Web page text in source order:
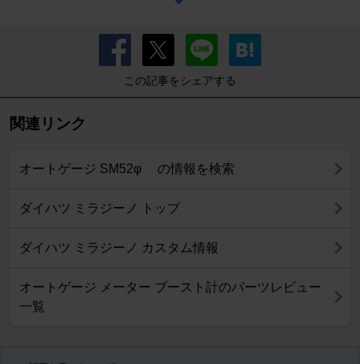
この記事をシェアする
関連リンク
オートゲージ SM52φ の情報を検索
ダイハツ ミラジーノ トップ
ダイハツ ミラジーノ カスタム情報
オートゲージ メーター ブースト計のパーツレビュー
一覧